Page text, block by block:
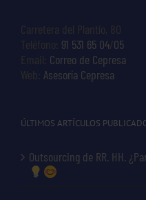
Carretera del Plantío, 80
Teléfono: 91 531 65 04 05
Email: Correo de Cepresa
Web: Asesoría Cepresa
ÚLTIMOS ARTÍCULOS
Outsourcing de RR. HH.